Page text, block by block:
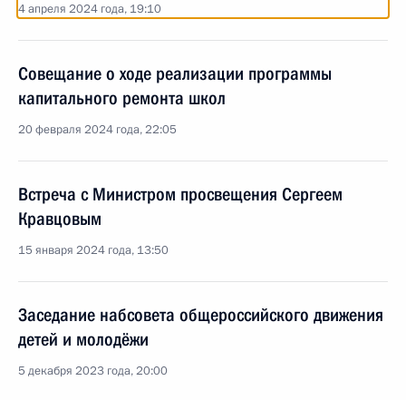
4 апреля 2024 года, 19:10
Совещание о ходе реализации программы
капитального ремонта школ
20 февраля 2024 года, 22:05
Встреча с Министром просвещения Сергеем
Кравцовым
15 января 2024 года, 13:50
Заседание набсовета общероссийского движения
детей и молодёжи
5 декабря 2023 года, 20:00